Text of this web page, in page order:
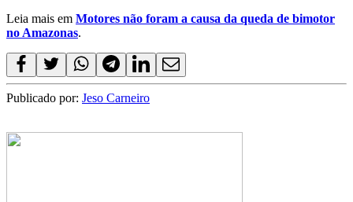
Leia mais em Motores não foram a causa da queda de bimotor
no Amazonas.
Publicado por: Jeso Carneiro